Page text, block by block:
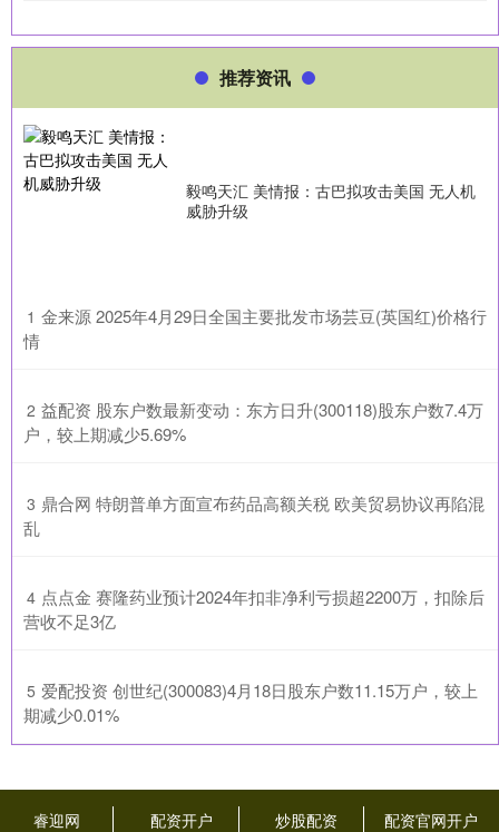
推荐资讯
毅鸣天汇 美情报：古巴拟攻击美国 无人机
威胁升级
1 ​金来源 2025年4月29日全国主要批发市场芸豆(英国红)价格行
情
2 ​益配资 股东户数最新变动：东方日升(300118)股东户数7.4万
户，较上期减少5.69%
3 ​鼎合网 特朗普单方面宣布药品高额关税 欧美贸易协议再陷混
乱
4 ​点点金 赛隆药业预计2024年扣非净利亏损超2200万，扣除后
营收不足3亿
5 ​爱配投资 创世纪(300083)4月18日股东户数11.15万户，较上
期减少0.01%
睿迎网 配资开户 炒股配资 配资官网开户